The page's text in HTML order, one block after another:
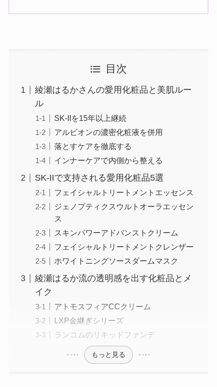
目次
綾瀬はるかさんの愛用化粧品と美肌ルー
ル
SK-IIを15年以上継続
アルビオンの濃密化粧液を併用
落とすケアを徹底する
インナーケアで内側から整える
SK-IIで支持される愛用化粧品5選
フェイシャルトリートメントエッセンス
ジェノプティクスウルトオーラエッセン
ス
スキンパワーアドバンストクリーム
フェイシャルトリートメントクレンザー
ホワイトニングソースダームマスク
綾瀬はるか流の透明感を出す化粧品とメ
イク
アトモスフィアCCクリーム
LXP金継ぎシリーズ
ランコムのリキッドファンデ
もっと見る